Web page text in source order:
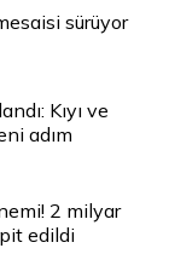
sürüyor
Kıyı ve
adım
2 milyar
edildi